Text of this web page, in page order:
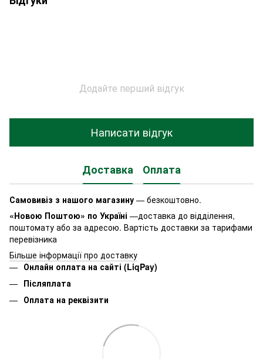
Додайте перший відгук
Написати відгук
Доставка Оплата
Самовивіз з нашого магазину — безкоштовно.
«Новою Поштою» по Україні —доставка до відділення,
поштомату або за адресою. Вартість доставки за тарифами
перевізника
Більше інформації про доставку
Онлайн оплата на сайті (LiqPay)
Післяплата
Оплата на реквізити